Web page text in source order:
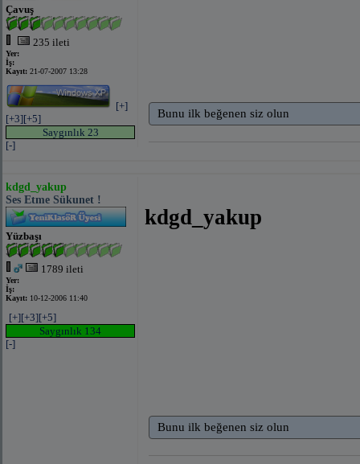
Çavuş
235 ileti
Yer:
İş:
Kayıt: 21-07-2007 13:28
[+]
[+3][+5]
Saygınlık 23
[-]
Bunu ilk beğenen siz olun
kdgd_yakup
Ses Etme Sükunet !
Yüzbaşı
1789 ileti
Yer:
İş:
Kayıt: 10-12-2006 11:40
[+][+3][+5]
Saygınlık 134
[-]
kdgd_yakup
Bunu ilk beğenen siz olun